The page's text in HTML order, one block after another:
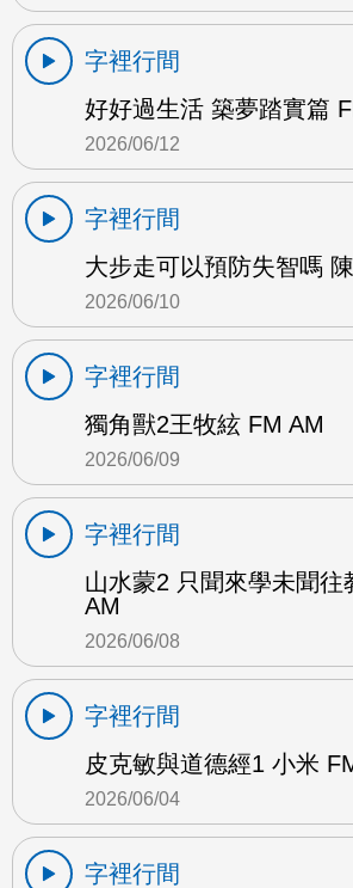
字裡行間
好好過生活 築夢踏實篇
2026/06/12
字裡行間
大步走可以預防失智嗎
2026/06/10
字裡行間
獨角獸2王牧絃 FM AM
2026/06/09
字裡行間
山水蒙2 只聞來學未聞往
AM
2026/06/08
字裡行間
皮克敏與道德經1 小米
2026/06/04
字裡行間